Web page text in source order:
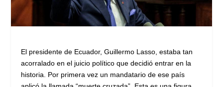
El presidente de Ecuador, Guillermo Lasso, estaba tan
acorralado en el juicio político que decidió entrar en la
historia. Por primera vez un mandatario de ese país